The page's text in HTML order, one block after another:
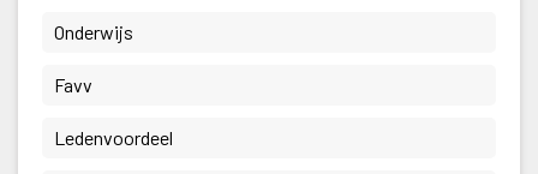
Onderwijs
Favv
Ledenvoordeel